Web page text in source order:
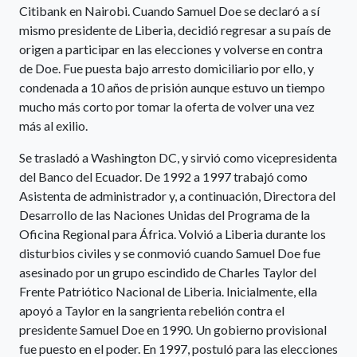
Citibank en Nairobi. Cuando Samuel Doe se declaró a sí
mismo presidente de Liberia, decidió regresar a su país de
origen a participar en las elecciones y volverse en contra
de Doe. Fue puesta bajo arresto domiciliario por ello, y
condenada a 10 años de prisión aunque estuvo un tiempo
mucho más corto por tomar la oferta de volver una vez
más al exilio.
Se trasladó a Washington DC, y sirvió como vicepresidenta
del Banco del Ecuador. De 1992 a 1997 trabajó como
Asistenta de administrador y, a continuación, Directora del
Desarrollo de las Naciones Unidas del Programa de la
Oficina Regional para África. Volvió a Liberia durante los
disturbios civiles y se conmovió cuando Samuel Doe fue
asesinado por un grupo escindido de Charles Taylor del
Frente Patriótico Nacional de Liberia. Inicialmente, ella
apoyó a Taylor en la sangrienta rebelión contra el
presidente Samuel Doe en 1990. Un gobierno provisional
fue puesto en el poder. En 1997, postuló para las elecciones